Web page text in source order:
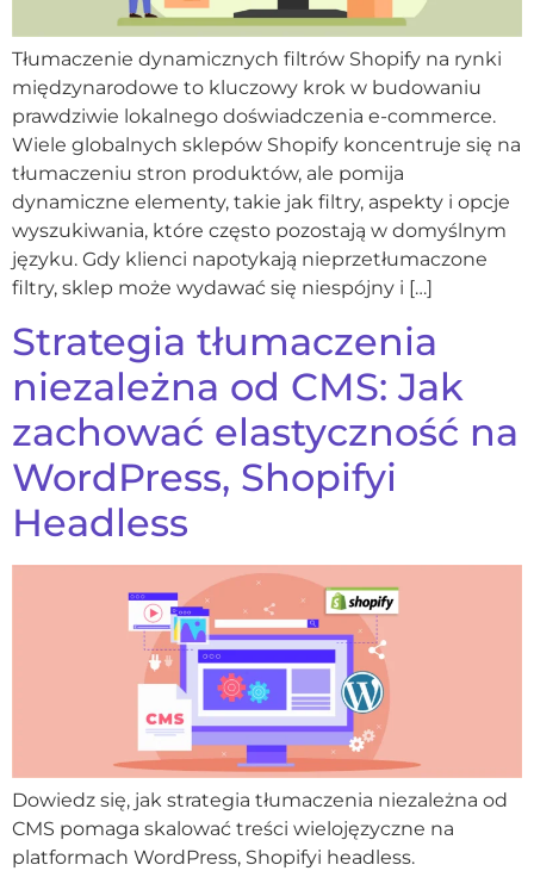
Tłumaczenie dynamicznych filtrów Shopify na rynki
międzynarodowe to kluczowy krok w budowaniu
prawdziwie lokalnego doświadczenia e-commerce.
Wiele globalnych sklepów Shopify koncentruje się na
tłumaczeniu stron produktów, ale pomija
dynamiczne elementy, takie jak filtry, aspekty i opcje
wyszukiwania, które często pozostają w domyślnym
języku. Gdy klienci napotykają nieprzetłumaczone
filtry, sklep może wydawać się niespójny i […]
Strategia tłumaczenia
niezależna od CMS: Jak
zachować elastyczność na
WordPress, Shopifyi
Headless
Dowiedz się, jak strategia tłumaczenia niezależna od
CMS pomaga skalować treści wielojęzyczne na
platformach WordPress, Shopifyi headless.